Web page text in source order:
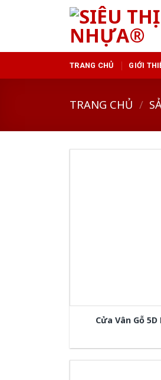
TRANG CHỦ GIỚI
TRANG CHỦ /
Cửa Vân Gỗ 5D